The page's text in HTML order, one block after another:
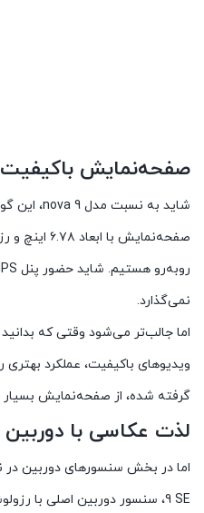
صفحه‌نمایش با‌کیفیت
نمی‌گذارد.
گرفته شده، از صفحه‌نمایش
لذت عکاسی با دوربین قدرتمند